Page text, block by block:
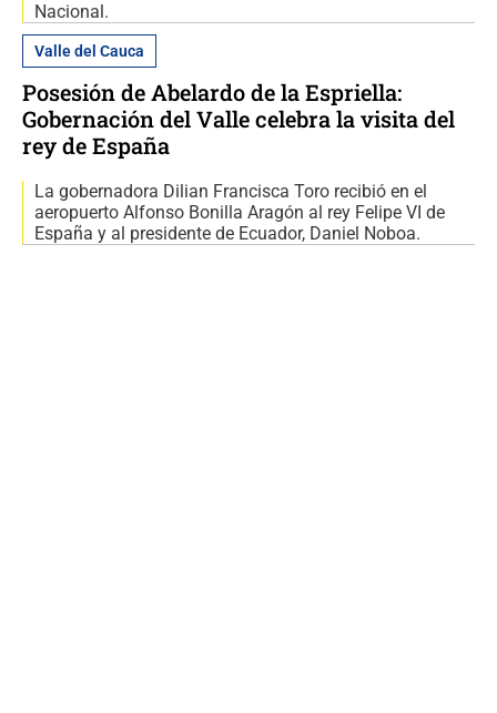
Nacional.
Valle del Cauca
Posesión de Abelardo de la Espriella:
Gobernación del Valle celebra la visita del
rey de España
La gobernadora Dilian Francisca Toro recibió en el
aeropuerto Alfonso Bonilla Aragón al rey Felipe VI de
España y al presidente de Ecuador, Daniel Noboa.